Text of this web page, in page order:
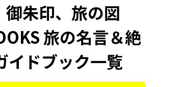
朱印、旅の図
旅の名言＆絶
イドブック一覧